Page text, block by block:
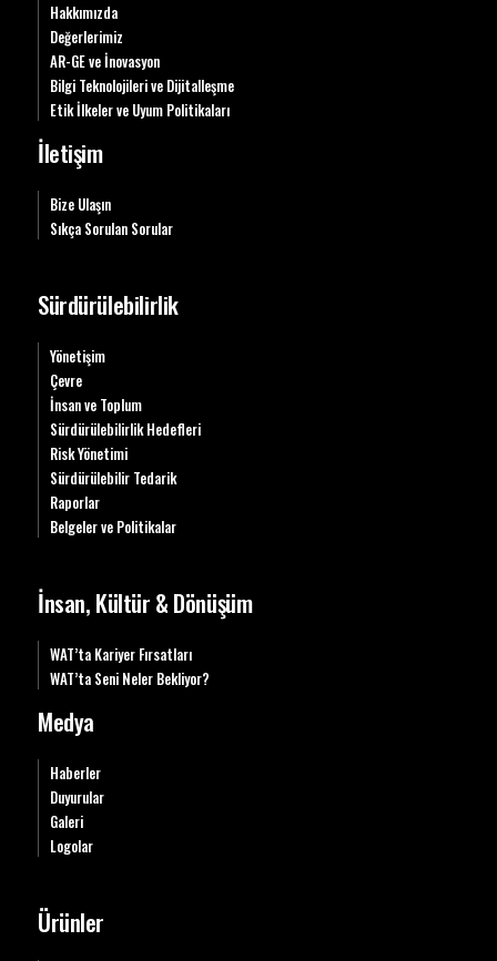
Hakkımızda
Değerlerimiz
AR-GE ve İnovasyon
Bilgi Teknolojileri ve Dijitalleşme
Etik İlkeler ve Uyum Politikaları
İletişim
Bize Ulaşın
Sıkça Sorulan Sorular
Sürdürülebilirlik
Yönetişim
Çevre
İnsan ve Toplum
Sürdürülebilirlik Hedefleri
Risk Yönetimi
Sürdürülebilir Tedarik
Raporlar
Belgeler ve Politikalar
İnsan, Kültür & Dönüşüm
WAT’ta Kariyer Fırsatları
WAT’ta Seni Neler Bekliyor?
Medya
Haberler
Duyurular
Galeri
Logolar
Ürünler